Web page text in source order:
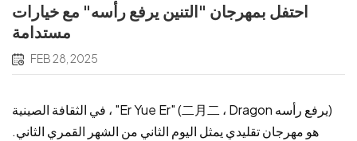
احتفل بمهرجان "التنين يرفع رأسه" مع خيارات
مستدامة
FEB 28, 2025
في الثقافة الصينية ، "Er Yue Er" (二月二 ، Dragon يرفع رأسه)
هو مهرجان تقليدي يمثل اليوم الثاني من الشهر القمري الثاني.